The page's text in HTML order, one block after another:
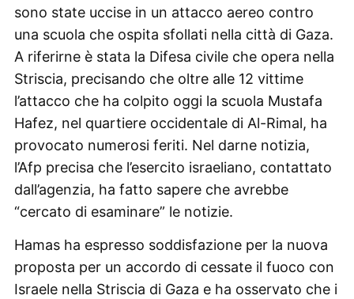
sono state uccise in un attacco aereo contro
una scuola che ospita sfollati nella città di Gaza.
A riferirne è stata la Difesa civile che opera nella
Striscia, precisando che oltre alle 12 vittime
l’attacco che ha colpito oggi la scuola Mustafa
Hafez, nel quartiere occidentale di Al-Rimal, ha
provocato numerosi feriti. Nel darne notizia,
l’Afp precisa che l’esercito israeliano, contattato
dall’agenzia, ha fatto sapere che avrebbe
“cercato di esaminare” le notizie.
Hamas ha espresso soddisfazione per la nuova
proposta per un accordo di cessate il fuoco con
Israele nella Striscia di Gaza e ha osservato che i